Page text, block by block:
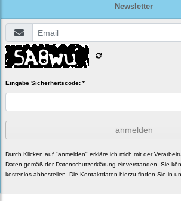
Newsletter
Eingabe Sicherheitscode: *
anmelden
Durch Klicken auf "anmelden" erkläre ich mich mit der
Daten gemäß der Datenschutzerklärung einverstanden. Sie
kostenlos abbestellen. Die Kontaktdaten hierzu finden Sie in